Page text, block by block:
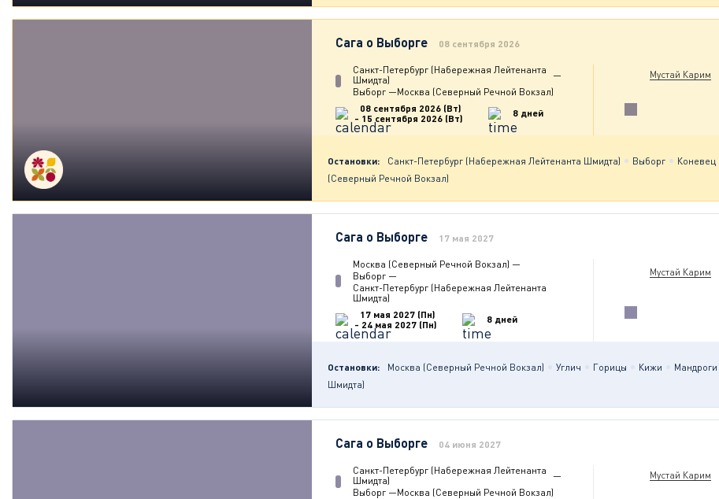
Сага о Выборге 08 сентября 2026
Санкт-Петербург (Набережная Лейтенанта
Шмидта)
—
Выборг —Москва (Северный Речной Вокзал)
08 сентября 2026 (Вт)
- 15 сентября 2026 (Вт)
8 дней
Мустай Карим
Остановки: Санкт-Петербург (Набережная Лейтенанта Шмидта) Выборг Коневец
(Северный Речной Вокзал)
Сага о Выборге 17 мая 2027
Москва (Северный Речной Вокзал) —
Выборг —
Санкт-Петербург (Набережная Лейтенанта
Шмидта)
17 мая 2027 (Пн)
- 24 мая 2027 (Пн)
8 дней
Мустай Карим
Остановки: Москва (Северный Речной Вокзал) Углич Горицы Кижи Мандроги
Шмидта)
Сага о Выборге 04 июня 2027
Санкт-Петербург (Набережная Лейтенанта
Шмидта)
—
Выборг —Москва (Северный Речной Вокзал)
Мустай Карим